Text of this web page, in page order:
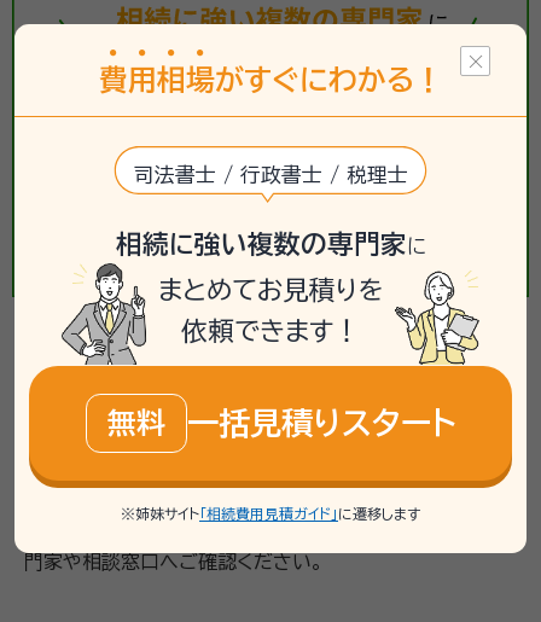
【相続手続き】の相談事例
掲載している相談事例は、「いい相続」で過去にお受けした
ご相談内容をもとに、個人が特定されないよう匿名化・一
部編集したうえで要約したものです。実際に必要な手続き
や相談先は、お客様の状況により異なるため、詳しくは専
門家や相談窓口へご確認ください。
費用 相場がすぐにわかる！
司法書士 / 行政書士 / 税理士
相続に強い複数の専門家に
まとめてお見積りを
依頼できます！
無料 一括見積りスタート
※姉妹サイト 「相続費用見積ガイド」 に遷移します